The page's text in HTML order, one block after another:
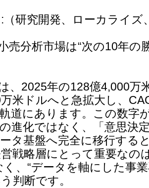
（研究開発、ローカライズ
売分析市場は“次の10年の
、2025年の128億4,000万
米ドルへと急拡大し、
道にあります。この数字
進化ではなく、「意思決
タ基盤へ完全に移行する
戦略層にとって重要なの
く、“データを軸にした事
判断です。